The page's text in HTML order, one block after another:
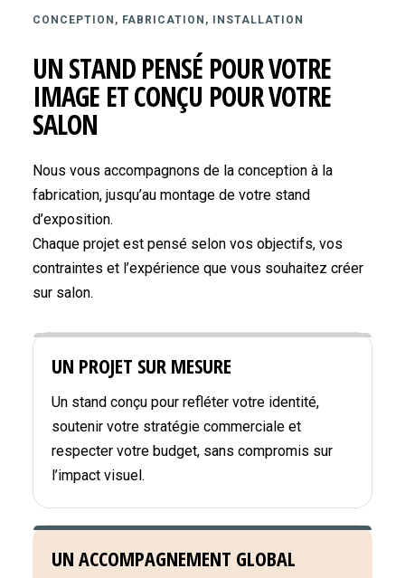
CONCEPTION, FABRICATION, INSTALLATION
UN STAND PENSÉ POUR VOTRE
IMAGE ET CONÇU POUR VOTRE
SALON
Nous vous accompagnons de la conception à la
fabrication, jusqu’au montage de votre stand
d’exposition.
Chaque projet est pensé selon vos objectifs, vos
contraintes et l’expérience que vous souhaitez créer
sur salon.
UN PROJET SUR MESURE
Un stand conçu pour refléter votre identité,
soutenir votre stratégie commerciale et
respecter votre budget, sans compromis sur
l’impact visuel.
UN ACCOMPAGNEMENT GLOBAL